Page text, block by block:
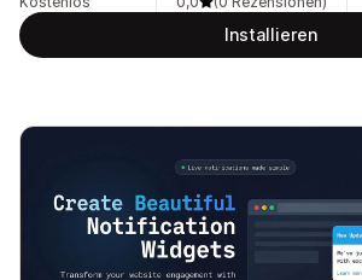
Installieren